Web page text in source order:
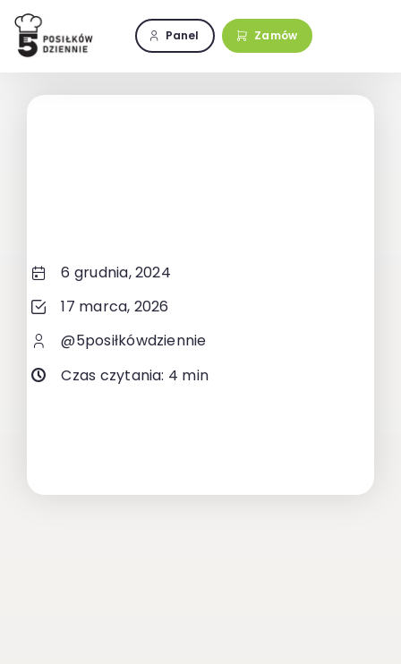
Przejdź
zawartości
Panel Zamów
6 grudnia, 2024
17 marca, 2026
@5posiłkówdziennie
Czas czytania: 4 min